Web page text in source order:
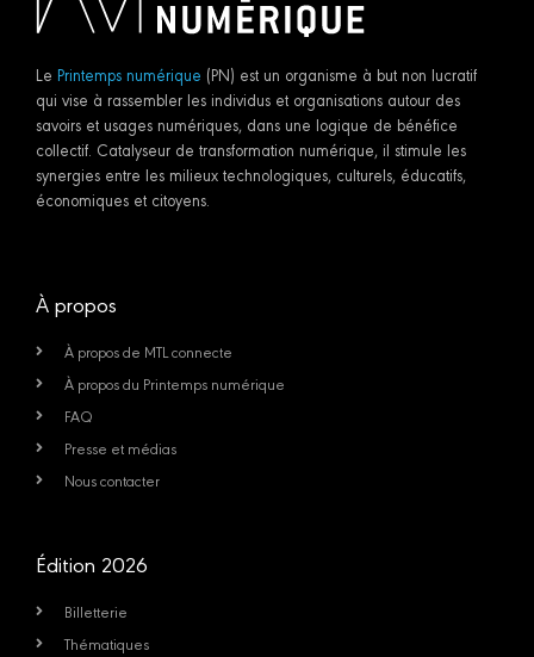
Le Printemps numérique (PN) est un organisme à but non lucratif
qui vise à rassembler les individus et organisations autour des
savoirs et usages numériques, dans une logique de bénéfice
collectif. Catalyseur de transformation numérique, il stimule les
synergies entre les milieux technologiques, culturels, éducatifs,
économiques et citoyens.
À propos
À propos de MTL connecte
À propos du Printemps numérique
FAQ
Presse et médias
Nous contacter
Édition 2026
Billetterie
Thématiques